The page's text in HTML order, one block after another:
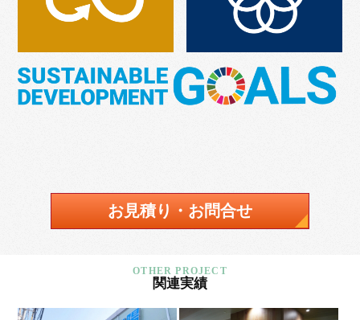
お見積り・お問合せ
関連実績